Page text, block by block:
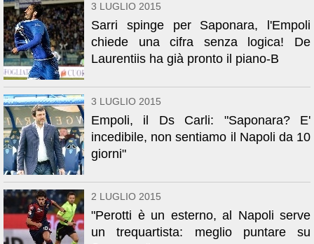
3 LUGLIO 2015
Sarri spinge per Saponara, l'Empoli
chiede una cifra senza logica! De
Laurentiis ha già pronto il piano-B
3 LUGLIO 2015
Empoli, il Ds Carli: "Saponara? E'
incedibile, non sentiamo il Napoli da 10
giorni"
2 LUGLIO 2015
"Perotti è un esterno, al Napoli serve
un trequartista: meglio puntare su